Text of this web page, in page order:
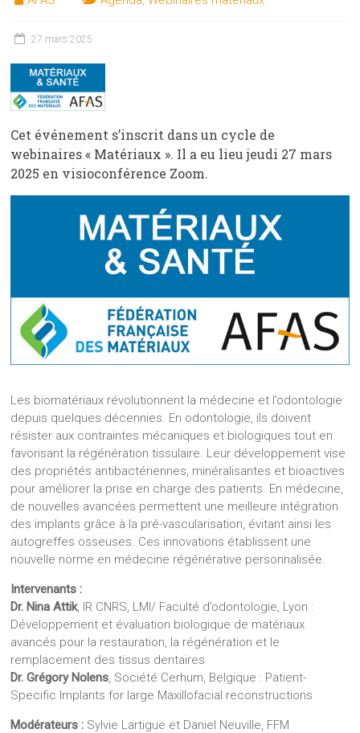
27 mars 2025
Cet événement s’inscrit dans un cycle de
webinaires « Matériaux ». Il a eu lieu jeudi 27 mars
2025 en visioconférence Zoom.
Les biomatériaux révolutionnent la médecine et l’odontologie
depuis quelques décennies. En odontologie, ils doivent
résister aux contraintes mécaniques et biologiques tout en
favorisant la régénération tissulaire. Leur développement vise
des propriétés antibactériennes, minéralisantes et bioactives
pour améliorer la prise en charge des patients. En médecine,
de nouvelles avancées permettent une meilleure intégration
des implants grâce à la pré-vascularisation, évitant ainsi les
autogreffes osseuses. Ces innovations établissent une
nouvelle norme en médecine régénérative personnalisée.
Intervenants :
Dr. Nina Attik, IR CNRS, LMI/ Faculté d’odontologie, Lyon :
Développement et évaluation biologique de matériaux
avancés pour la restauration, la régénération et le
remplacement des tissus dentaires
Dr. Grégory Nolens , Société Cerhum, Belgique : Patient-
Specific Implants for large Maxillofacial reconstructions
Modérateurs : Sylvie Lartigue et Daniel Neuville, FFM